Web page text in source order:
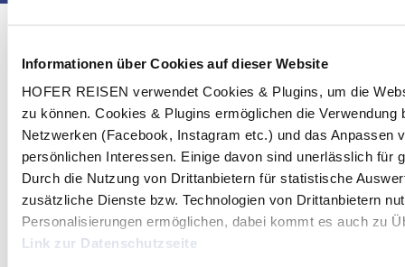
Informationen über Cookies auf dieser Website
HOFER REISEN verwendet Cookies & Plugins, um die
zu können. Cookies & Plugins ermöglichen die
Netzwerken (Facebook, Instagram etc.) und das Anpassen
persönlichen Interessen. Einige davon sind unerlässlich für
Durch die Nutzung von Drittanbietern für statistische
zusätzliche Dienste bzw. Technologien von Drittanbietern
Personalisierungen ermöglichen, dabei kommt es auch zu
Link zur Datenschutzseite